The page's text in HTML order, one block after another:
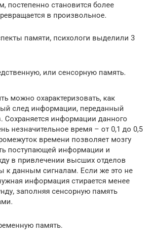
постепенно становится более
в произвольное.
памяти, психологи выделили 3
или сенсорную память.
можно охарактеризовать, как
след информации, переданный
Сохраняется информации данного
незначительное время – от 0,1 до 0,5
времени позволяет мозгу
поступающей информации и
в привлечении высших отделов
к данным сигналам. Если же это не
информация стирается менее
заполняя сенсорную память
память.